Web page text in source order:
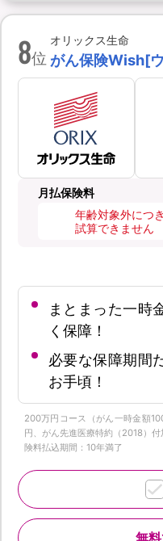
8位
オリックス生命
がん保険Wish[
月払保険料
年齢対象外につき
試算できません
まとまった一時
く保障！
必要な保障期間
お手頃！
200万円コース（がん一時金額
円、がん先進医療特約（2018）
険料払込期間：10年満了
無